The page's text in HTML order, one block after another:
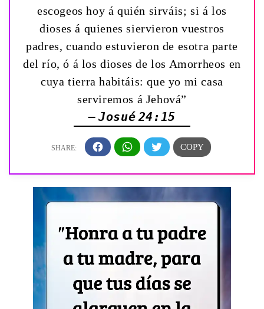
escogeos hoy á quién sirváis; si á los
dioses á quienes siervieron vuestros
padres, cuando estuvieron de esotra parte
del río, ó á los dioses de los Amorrheos en
cuya tierra habitáis: que yo mi casa
serviremos á Jehová”
— Josué 24:15